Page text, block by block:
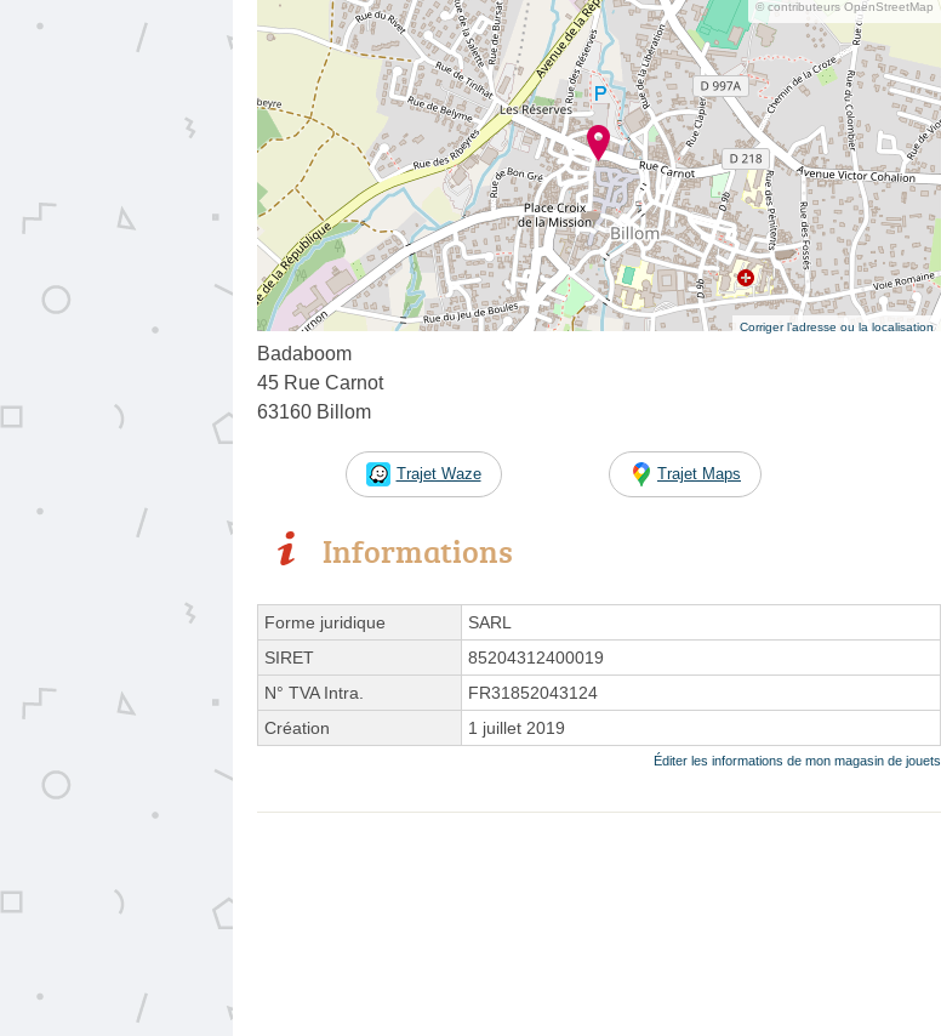
© contributeurs OpenStreetMap
Corriger l’adresse ou la localisation
Badaboom
45 Rue Carnot
63160 Billom
Trajet Waze Trajet Maps
Informations
Forme juridique
SARL
SIRET
85204312400019
N° TVA Intra.
FR31852043124
Création
1 juillet 2019
Éditer les informations de mon magasin de jouets